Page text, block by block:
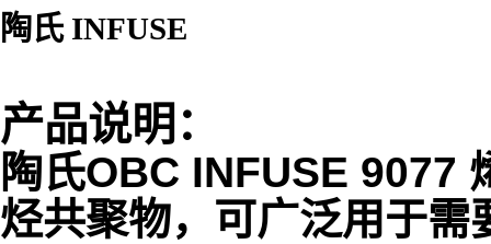
陶氏 INFUSE
产品说明：
陶氏OBC INFUSE 9077
烃共聚物，可广泛用于需